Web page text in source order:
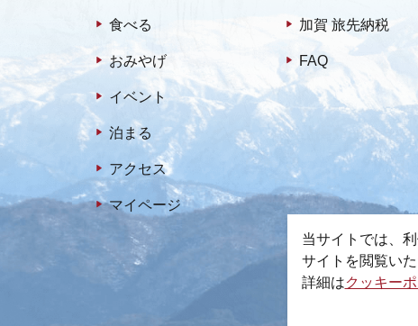
食べる
おみやげ
イベント
泊まる
アクセス
マイページ
加賀 旅先納税
FAQ
当サイトでは、
サイトを閲覧い
詳細はクッキー